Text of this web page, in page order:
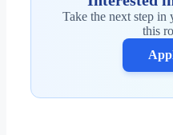
Take the next step in
this